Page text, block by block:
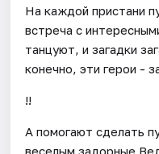
На каждой пристани
встреча с
танцуют, и загадки
конечно, эти герои -
!!
А помогают сделать
веселым задорные